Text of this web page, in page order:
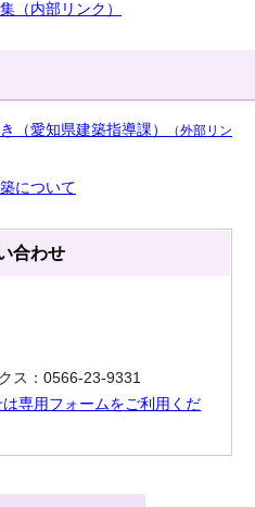
（内部リンク）
（愛知県建築指導課）
（外部リン
について
合わせ
ス：0566-23-9331
専用フォームをご利用くだ